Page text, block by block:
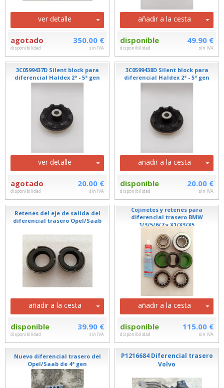
ver detalle
agotado
disponibilidad
350.00 €
sin IVA
añadir a la cesta
disponible
disponibilidad
49.90 €
sin IVA
3C0599437D Silent block para
diferencial Haldex 2ª - 5ª gen
ver detalle
agotado
disponibilidad
20.00 €
sin IVA
3C0599438D Silent block para
diferencial Haldex 2ª - 5ª gen
añadir a la cesta
disponible
disponibilidad
20.00 €
sin IVA
Retenes del eje de salida del
diferencial trasero Opel/Saab
añadir a la cesta
disponible
disponibilidad
39.90 €
sin IVA
Cojinetes y retenes para
diferencial trasero BMW
1/3/5/6/7 y X1/X3/X5
añadir a la cesta
disponible
disponibilidad
115.00 €
sin IVA
Nuevo diferencial trasero del
Opel/Saab de 4ª gen
P1216684 Diferencial trasero
Volvo